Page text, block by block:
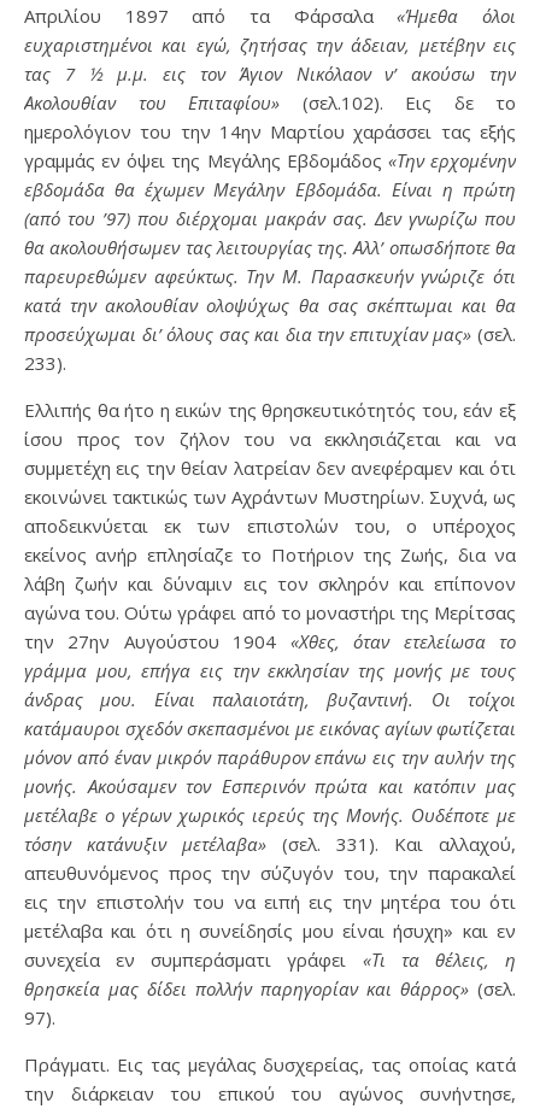
Απριλίου 1897 από τα Φάρσαλα«Ήμεθα όλοι
ευχαριστημένοι και εγώ, ζητήσας την άδειαν, μετέβην εις
τας 7 ½ μ.μ. εις τον Άγιον Νικόλαον ν’ ακούσω την
Ακολουθίαν του Επιταφίου» (σελ.102). Εις δε το
ημερολόγιον του την 14ην Μαρτίου χαράσσει τας εξής
γραμμάς εν όψει της Μεγάλης Εβδομάδος «Την ερχομένην
εβδομάδα θα έχωμεν Μεγάλην Εβδομάδα. Είναι η πρώτη
(από του ’97) που διέρχομαι μακράν σας. Δεν γνωρίζω που
θα ακολουθήσωμεν τας λειτουργίας της. Αλλ’ οπωσδήποτε θα
παρευρεθώμεν αφεύκτως. Την Μ. Παρασκευήν γνώριζε ότι
κατά την ακολουθίαν ολοψύχως θα σας σκέπτωμαι και θα
προσεύχωμαι δι’ όλους σας και δια την επιτυχίαν μας» (σελ.
233).
Ελλιπής θα ήτο η εικών της θρησκευτικότητός του, εάν εξ
ίσου προς τον ζήλον του να εκκλησιάζεται και να
συμμετέχη εις την θείαν λατρείαν δεν ανεφέραμεν και ότι
εκοινώνει τακτικώς των Αχράντων Μυστηρίων. Συχνά, ως
αποδεικνύεται εκ των επιστολών του, ο υπέροχος
εκείνος ανήρ επλησίαζε το Ποτήριον της Ζωής, δια να
λάβη ζωήν και δύναμιν εις τον σκληρόν και επίπονον
αγώνα του. Ούτω γράφει από το μοναστήρι της Μερίτσας
την 27ην Αυγούστου 1904 «Χθες, όταν ετελείωσα το
γράμμα μου, επήγα εις την εκκλησίαν της μονής με τους
άνδρας μου. Είναι παλαιοτάτη, βυζαντινή. Οι τοίχοι
κατάμαυροι σχεδόν σκεπασμένοι με εικόνας αγίων φωτίζεται
μόνον από έναν μικρόν παράθυρον επάνω εις την αυλήν της
μονής. Ακούσαμεν τον Εσπερινόν πρώτα και κατόπιν μας
μετέλαβε ο γέρων χωρικός ιερεύς της Μονής. Ουδέποτε με
τόσην κατάνυξιν μετέλαβα» (σελ. 331). Και αλλαχού,
απευθυνόμενος προς την σύζυγόν του, την παρακαλεί
εις την επιστολήν του να ειπή εις την μητέρα του ότι
μετέλαβα και ότι η συνείδησίς μου είναι ήσυχη» και εν
συνεχεία εν συμπεράσματι γράφει «Τι τα θέλεις, η
θρησκεία μας δίδει πολλήν παρηγορίαν και θάρρος» (σελ.
97).
Πράγματι. Εις τας μεγάλας δυσχερείας, τας οποίας κατά
την διάρκειαν του επικού του αγώνος συνήντησε,